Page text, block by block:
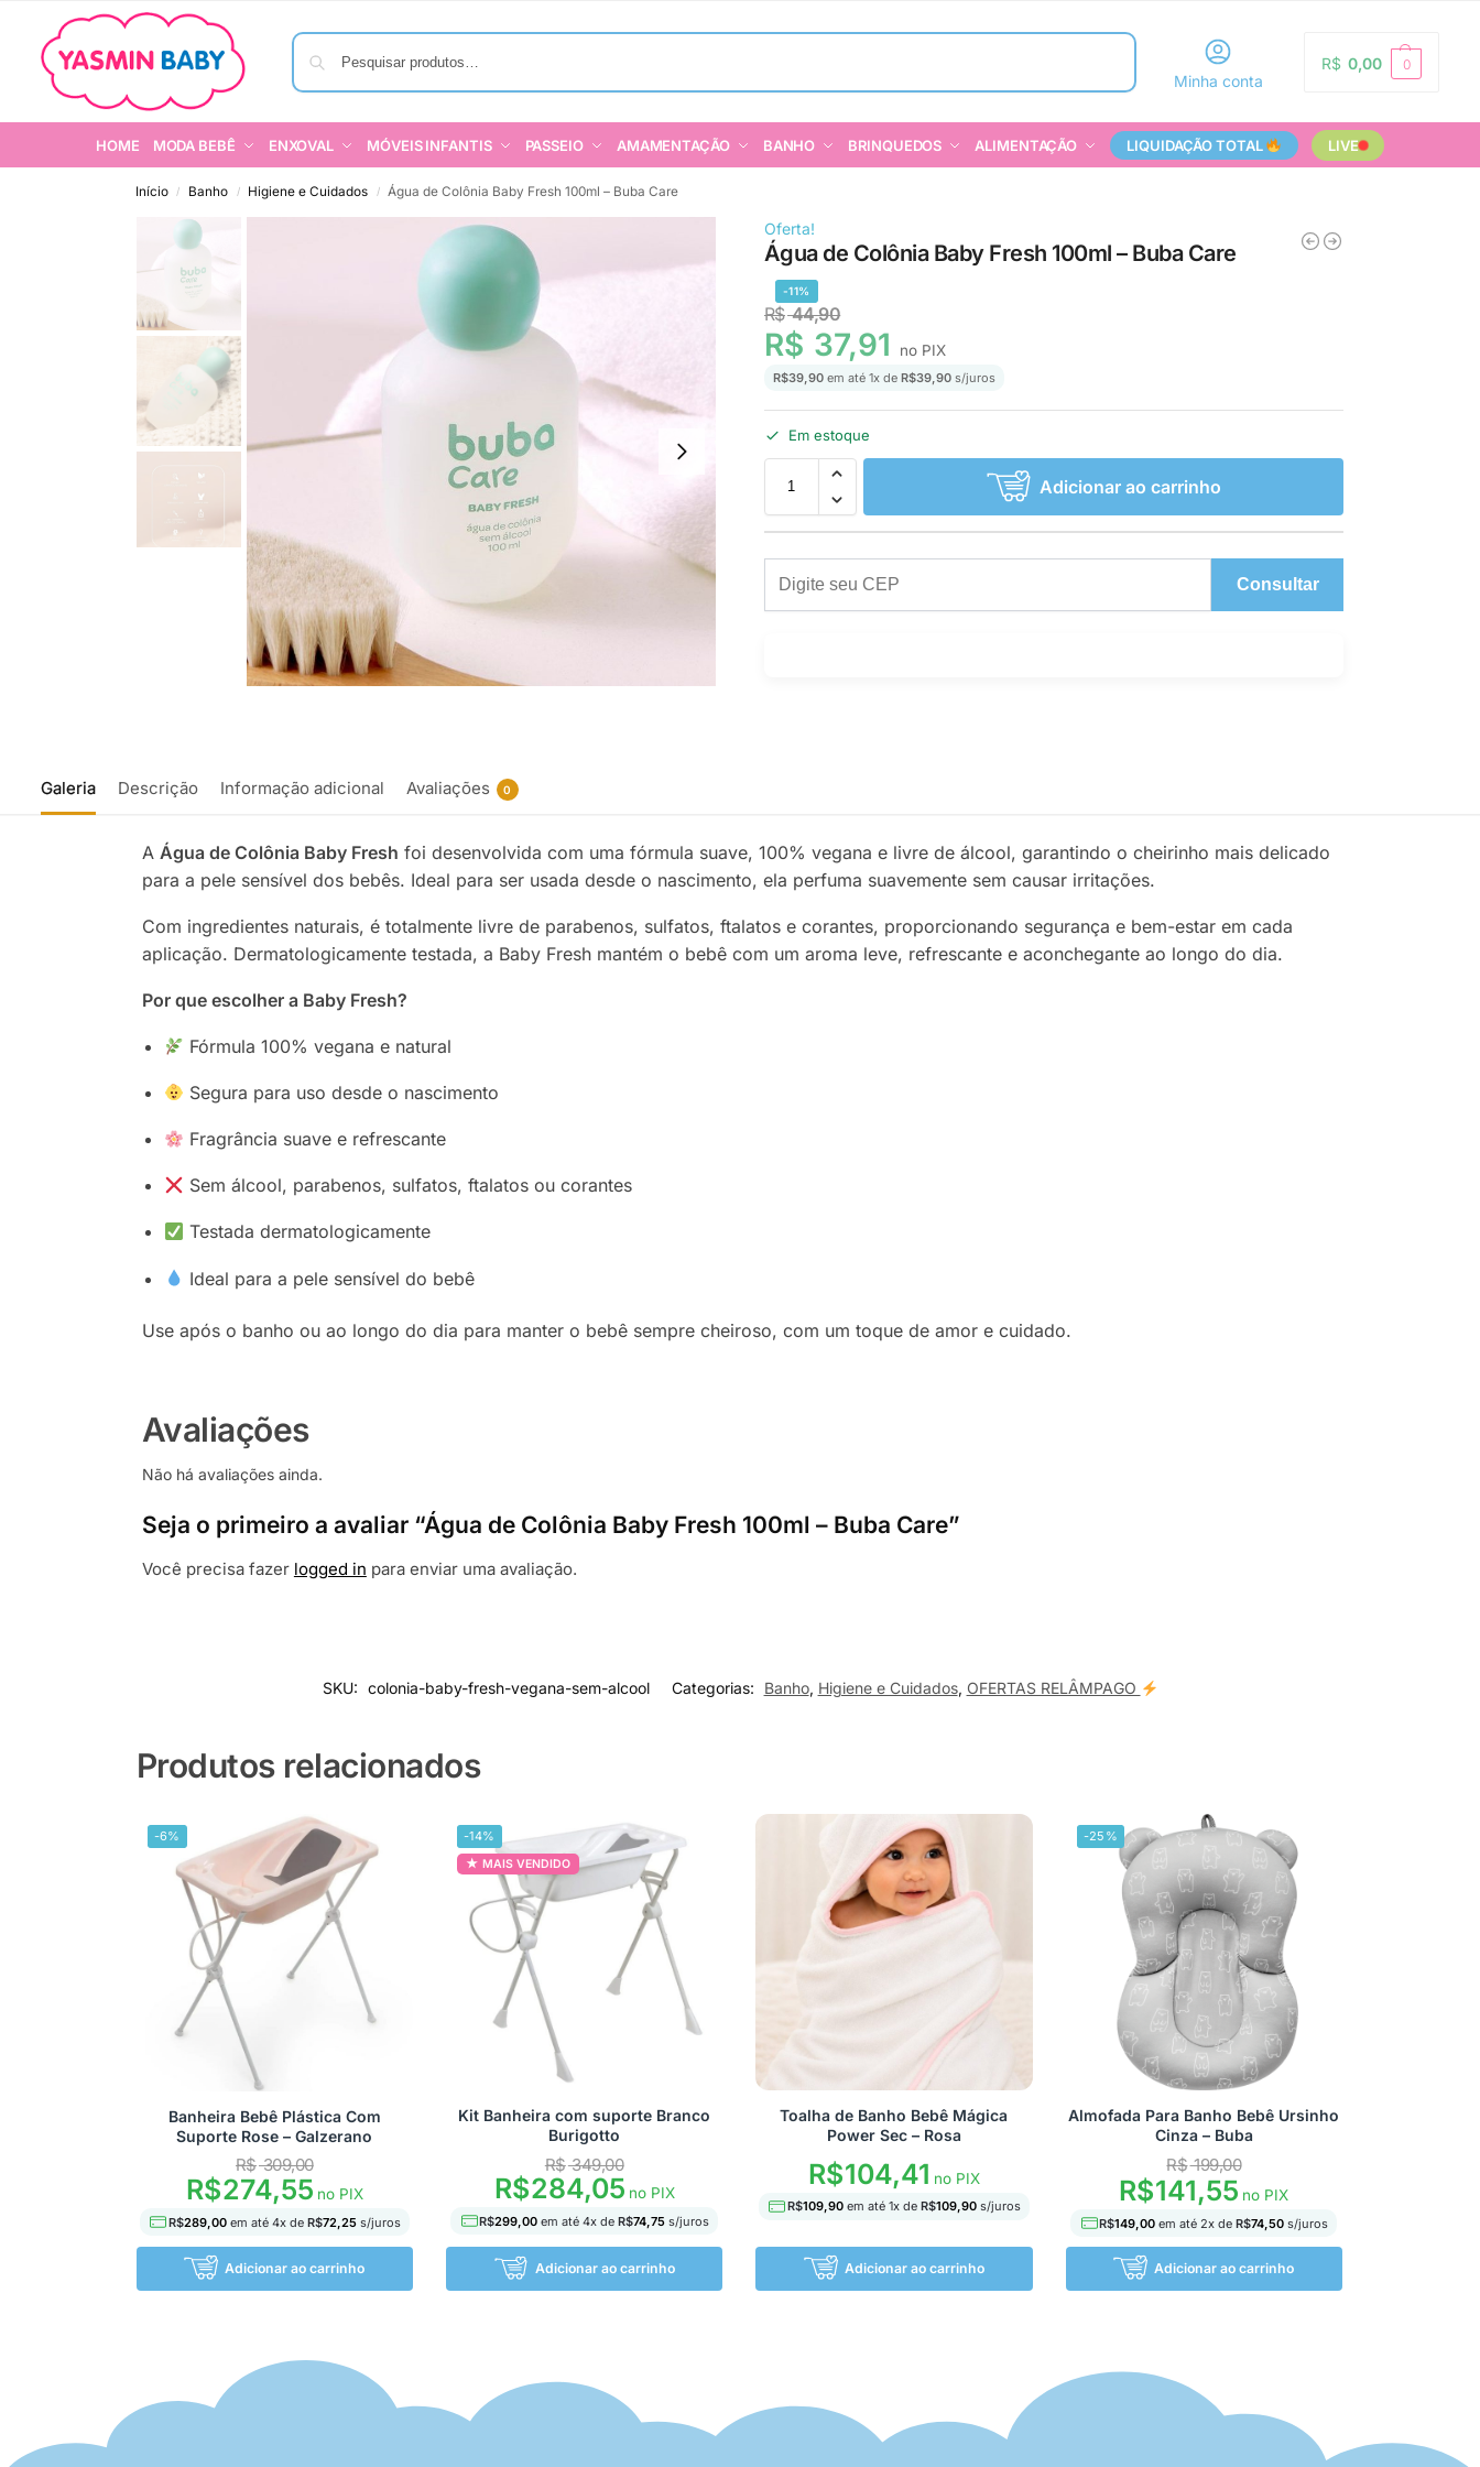
Pesquisar
Minha conta
R$ 0,00 0
HOME MODA BEBÊ ENXOVAL MÓVEIS INFANTIS PASSEIO AMAMENTAÇÃO BANHO BRINQUEDOS ALIMENTAÇÃO LIQUIDAÇÃO TOTAL LIVE
Início / Banho / Higiene e Cuidados / Água de Colônia Baby Fresh 100ml – Buba Care
Oferta!
Água de Colônia Baby Fresh 100ml – Buba Care
-11%
R$44,90
R$ 37,91 no PIX
R$39,90em até 1x de R$39,90s/juros
Em estoque
Adicionar ao carrinho
Consultar
Galeria Descrição Informação adicional Avaliações 0
A Água de Colônia Baby Fresh foi desenvolvida com uma fórmula suave, 100% vegana e livre de álcool, garantindo o cheirinho mais delicado
para a pele sensível dos bebês. Ideal para ser usada desde o nascimento, ela perfuma suavemente sem causar irritações.
Com ingredientes naturais, é totalmente livre de parabenos, sulfatos, ftalatos e corantes, proporcionando segurança e bem-estar em cada
aplicação. Dermatologicamente testada, a Baby Fresh mantém o bebê com um aroma leve, refrescante e aconchegante ao longo do dia.
Por que escolher a Baby Fresh?
Fórmula 100% vegana e natural
Segura para uso desde o nascimento
Fragrância suave e refrescante
Sem álcool, parabenos, sulfatos, ftalatos ou corantes
Testada dermatologicamente
Ideal para a pele sensível do bebê
Use após o banho ou ao longo do dia para manter o bebê sempre cheiroso, com um toque de amor e cuidado.
Avaliações
Não há avaliações ainda.
Seja o primeiro a avaliar “Água de Colônia Baby Fresh 100ml – Buba Care”
Você precisa fazer logged in para enviar uma avaliação.
SKU: colonia-baby-fresh-vegana-sem-alcool Categorias: Banho, Higiene e Cuidados, OFERTAS RELÂMPAGO
Produtos relacionados
-6%
Banheira Bebê Plástica Com
Suporte Rose – Galzerano
R$309,00
R$274,55no PIX
R$289,00 em até 4x de R$72,25s/juros
Adicionar ao carrinho
-14%
MAIS VENDIDO
Kit Banheira com suporte Branco
Burigotto
R$349,00
R$284,05no PIX
R$299,00 em até4x deR$74,75 s/juros
Adicionar ao carrinho
Toalha de Banho Bebê Mágica
Power Sec – Rosa
R$104,41 no PIX
R$109,90 em até 1x de R$109,90s/juros
Adicionar ao carrinho
-25%
Almofada Para Banho Bebê Ursinho
Cinza – Buba
R$199,00
R$141,55 no PIX
R$149,00 em até 2x deR$74,50 s/juros
Adicionar ao carrinho